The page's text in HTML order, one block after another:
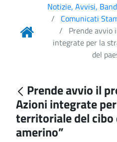
Notizie, Avvisi,
Comunicati
Prende avvio
integrate per la
del
Prende avvio il
Azioni integrate
territoriale del cibo
amerino”